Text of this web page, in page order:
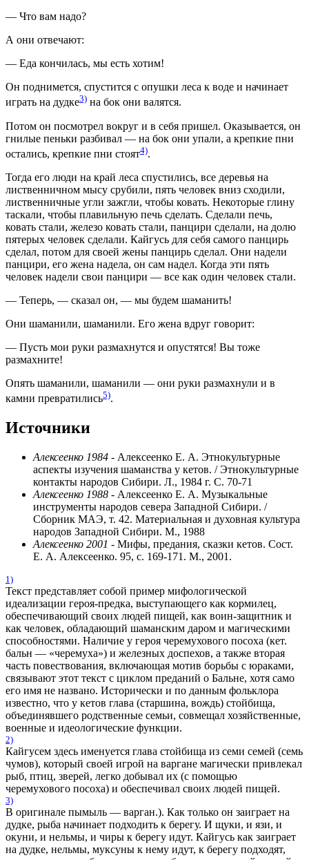
— Что вам надо?
А они отвечают:
— Еда кончилась, мы есть хотим!
Он поднимется, спустится с опушки леса к воде и начинает
играть на дудке3) на бок они валятся.
Потом он посмотрел вокруг и в себя пришел. Оказывается, он
гнилые пеньки разбивал — на бок они упали, а крепкие пни
остались, крепкие пни стоят4).
Тогда его люди на край леса спустились, все деревья на
лиственничном мысу срубили, пять человек вниз сходили,
лиственничные угли зажгли, чтобы ковать. Некоторые глину
таскали, чтобы плавильную печь сделать. Сделали печь,
ковать стали, железо ковать стали, панцири сделали, на долю
пятерых человек сделали. Кайгусь для себя самого панцирь
сделал, потом для своей жены панцирь сделал. Они надели
панцири, его жена надела, он сам надел. Когда эти пять
человек надели свои панцири — все как один человек стали.
— Теперь, — сказал он, — мы будем шаманить!
Они шаманили, шаманили. Его жена вдруг говорит:
— Пусть мои руки размахнутся и опустятся! Вы тоже
размахните!
Опять шаманили, шаманили — они руки размахнули и в
камни превратились5).
Источники
Алексеенко 1984 - Алексеенко Е. А. Этнокультурные
аспекты изучения шаманства у кетов. / Этнокультурные
контакты народов Сибири. Л., 1984 г. С. 70-71
Алексеенко 1988 - Алексеенко Е. А. Музыкальные
инструменты народов севера Западной Сибири. /
Сборник МАЭ, т. 42. Материальная и духовная культура
народов Западной Сибири. М., 1988
Алексеенко 2001 - Мифы, предания, сказки кетов. Сост.
Е. А. Алексеенко. 95, с. 169-171. М., 2001.
1)
Текст представляет собой пример мифологической
идеализации героя-предка, выступающего как кормилец,
обеспечивающий своих людей пищей, как воин-защитник и
как человек, обладающий шаманским даром и магическими
способностями. Наличие у героя черемухового посоха (кет.
бальн — «черемуха») и железных доспехов, а также вторая
часть повествования, включающая мотив борьбы с юраками,
связывают этот текст с циклом преданий о Бальне, хотя само
его имя не названо. Исторически и по данным фольклора
известно, что у кетов глава (старшина, вождь) стойбища,
объединявшего родственные семьи, совмещал хозяйственные,
военные и идеологические функции.
2)
Кайгусем здесь именуется глава стойбища из семи семей (семь
чумов), который своей игрой на варгане магически привлекал
рыб, птиц, зверей, легко добывал их (с помощью
черемухового посоха) и обеспечивал своих людей пищей.
3)
В оригинале пымыль — варган.). Как только он заиграет на
дудке, рыба начинает подходить к берегу. И щуки, и язи, и
окуни, и нельмы, и чиры к берегу идут. Кайгусь как заиграет
на дудке, нельмы, муксуны к нему идут, к берегу подходят,